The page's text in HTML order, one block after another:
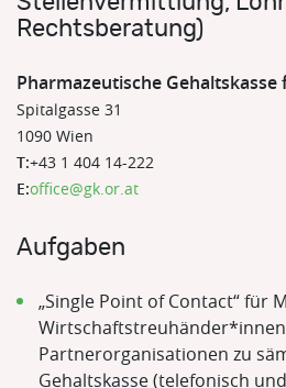
Rechtsberatung)
Pharmazeutische
Spitalgasse 31
1090 Wien
T:+43 1 404 14-222
E:office@gk.or.at
Aufgaben
„Single Point of Contact“ für
Partnerorganisationen zu
Gehaltskasse (telefonisch